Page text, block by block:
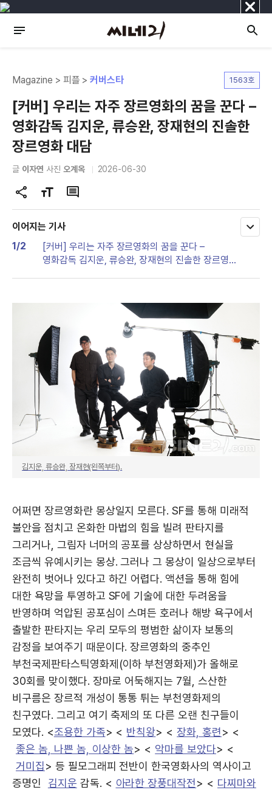
닫
기
Magazine > 피플 >커버스타 1563호
[커버] 우리는 자주 장르영화의 꿈을 꾼다 –
영화감독 김지운, 류승완, 장재현의 진솔한
장르영화 대담
글 이자연 사진 오계옥 2026-06-30
공
유
하
글
자
크
변
경
댓
글
이어지는 기사
1/2
[커버] 우리는 자주 장르영화의 꿈을 꾼다 –
영화감독 김지운, 류승완, 장재현의 진솔한 장르영화
모
김지운, 류승완, 장재현(왼쪽부터).
어쩌면 장르영화란 몽상일지 모른다. SF를 통해 미래적
불안을 점치고 온화한 마법의 힘을 빌려 판타지를
그리거나, 그림자 너머의 공포를 상상하면서 현실을
조금씩 유예시키는 몽상. 그러나 그 몽상이 일상으로부터
완전히 벗어나 있다고 하긴 어렵다. 액션을 통해 힘에
대한 욕망을 투영하고 SF에 기술에 대한 두려움을
반영하며 억압된 공포심이 스며든 호러나 해방 욕구에서
출발한 판타지는 우리 모두의 평범한 삶이자 보통의
감정을 보여주기 때문이다. 장르영화의 중추인
부천국제판타스틱영화제(이하 부천영화제)가 올해로
30회를 맞이했다. 장마로 어둑해지는 7월, 스산한
비구름은 장르적 개성이 통통 튀는 부천영화제의
친구였다. 그리고 여기 축제의 또 다른 오랜 친구들이
모였다. <조용한 가족> < 반칙왕> < 장화, 홍련> <
좋은 놈, 나쁜 놈, 이상한 놈> < 악마를 보았다> <
거미집> 등 필모그래피 전반이 한국영화사의 역사이고
증명인
김지운 감독. < 아라한 장풍대작전> < 다찌마와